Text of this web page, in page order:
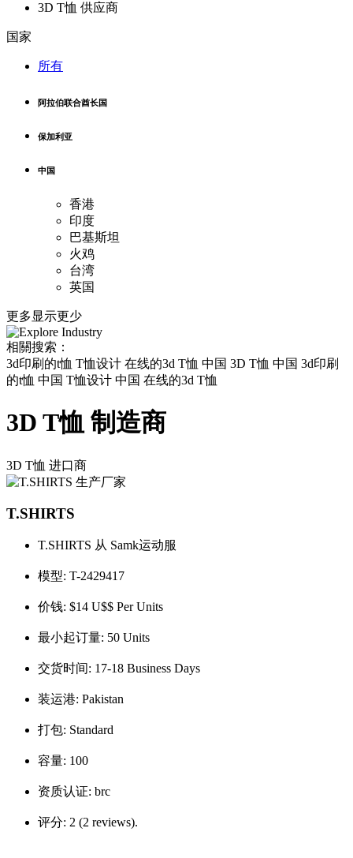
3D T恤 供应商
国家
所有
阿拉伯联合酋长国
保加利亚
中国
香港
印度
巴基斯坦
火鸡
台湾
英国
更多显示更少
相關搜索：
3d印刷的t恤 T恤设计 在线的3d T恤 中国 3D T恤 中国 3d印刷
的t恤 中国 T恤设计 中国 在线的3d T恤
3D T恤 制造商
3D T恤 进口商
T.SHIRTS
T.SHIRTS 从 Samk运动服
模型: T-2429417
价钱: $14 U$$ Per Units
最小起订量: 50 Units
交货时间: 17-18 Business Days
装运港: Pakistan
打包: Standard
容量: 100
资质认证: brc
评分: 2 (2 reviews).